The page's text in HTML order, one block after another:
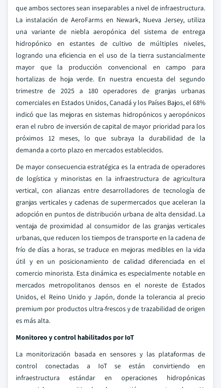
que ambos sectores sean inseparables a nivel de infraestructura.
La instalación de AeroFarms en Newark, Nueva Jersey, utiliza
una variante de niebla aeropónica del sistema de entrega
hidropónico en estantes de cultivo de múltiples niveles,
logrando una eficiencia en el uso de la tierra sustancialmente
mayor que la producción convencional en campo para
hortalizas de hoja verde. En nuestra encuesta del segundo
trimestre de 2025 a 180 operadores de granjas urbanas
comerciales en Estados Unidos, Canadá y los Países Bajos, el 68%
indicó que las mejoras en sistemas hidropónicos y aeropónicos
eran el rubro de inversión de capital de mayor prioridad para los
próximos 12 meses, lo que subraya la durabilidad de la
demanda a corto plazo en mercados establecidos.
De mayor consecuencia estratégica es la entrada de operadores
de logística y minoristas en la infraestructura de agricultura
vertical, con alianzas entre desarrolladores de tecnología de
granjas verticales y cadenas de supermercados que aceleran la
adopción en puntos de distribución urbana de alta densidad. La
ventaja de proximidad al consumidor de las granjas verticales
urbanas, que reducen los tiempos de transporte en la cadena de
frío de días a horas, se traduce en mejoras medibles en la vida
útil y en un posicionamiento de calidad diferenciada en el
comercio minorista. Esta dinámica es especialmente notable en
mercados metropolitanos densos en el noreste de Estados
Unidos, el Reino Unido y Japón, donde la tolerancia al precio
premium por productos ultra-frescos y de trazabilidad de origen
es más alta.
Monitoreo y control habilitados por IoT
La monitorización basada en sensores y las plataformas de
control conectadas a IoT se están convirtiendo en
infraestructura estándar en operaciones hidropónicas